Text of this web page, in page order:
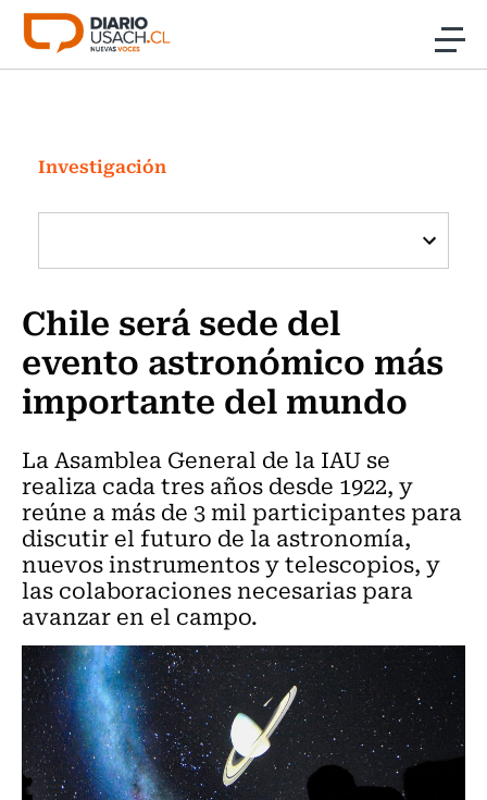
Click acá para ir directamente al contenido
Investigación
Cultura
Programas Radio y TV Usach
Investigación
Chile será sede del
evento astronómico más
importante del mundo
La Asamblea General de la IAU se
realiza cada tres años desde 1922, y
reúne a más de 3 mil participantes para
discutir el futuro de la astronomía,
nuevos instrumentos y telescopios, y
las colaboraciones necesarias para
avanzar en el campo.